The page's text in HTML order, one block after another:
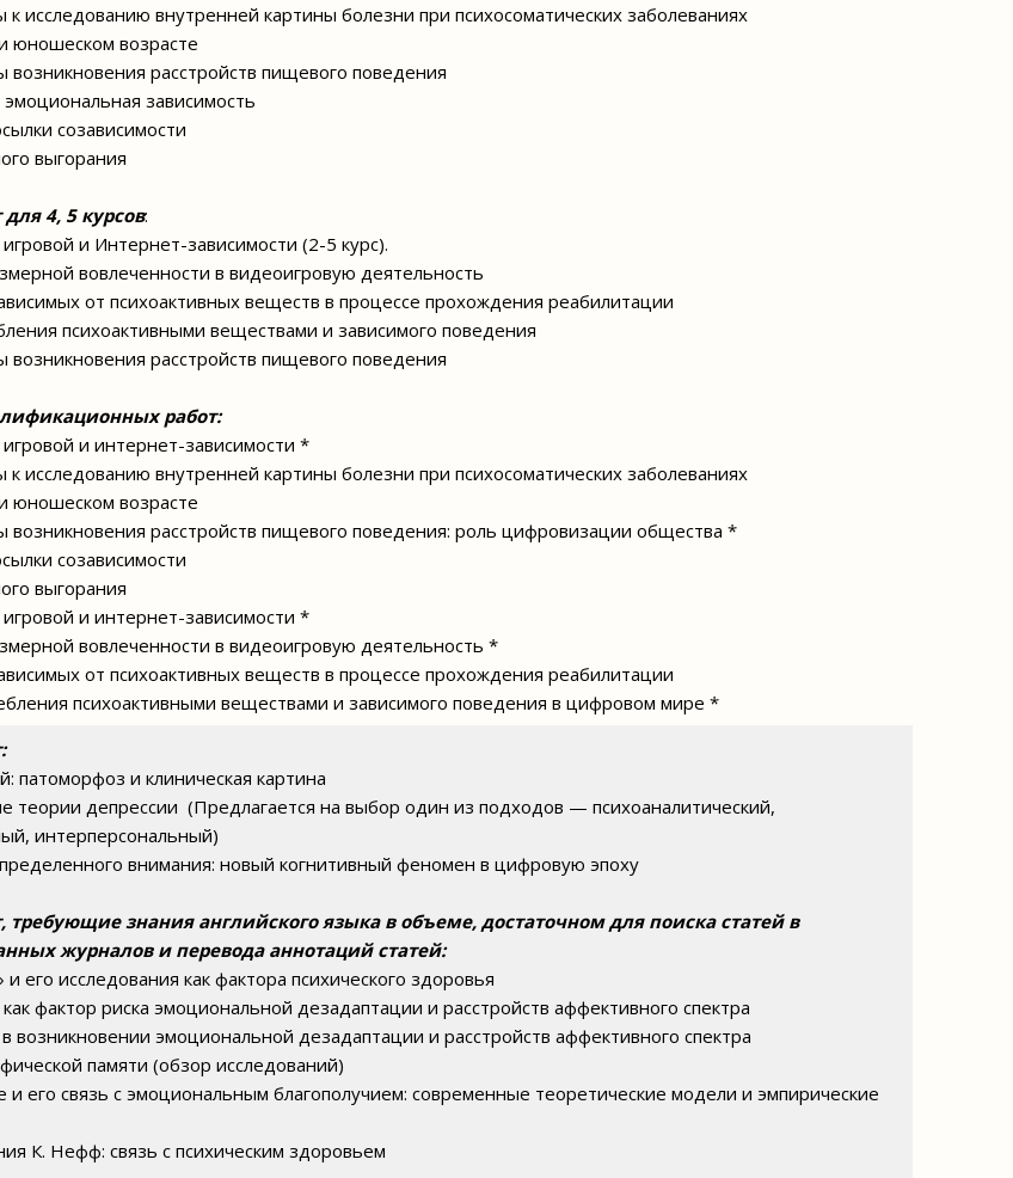
к исследованию внутренней картины болезни при психосоматических заболеваниях
юношеском возрасте
возникновения расстройств пищевого поведения
зависимость
созависимости
выгорания
4, 5 курсов:
и Интернет-зависимости (2-5 курс).
вовлеченности в видеоигровую деятельность
от психоактивных веществ в процессе прохождения реабилитации
психоактивными веществами и зависимого поведения
возникновения расстройств пищевого поведения
работ:
и интернет-зависимости *
к исследованию внутренней картины болезни при психосоматических заболеваниях
юношеском возрасте
возникновения расстройств пищевого поведения: роль цифровизации общества *
созависимости
выгорания
и интернет-зависимости *
вовлеченности в видеоигровую деятельность *
от психоактивных веществ в процессе прохождения реабилитации
психоактивными веществами и зависимого поведения в цифровом мире *
патоморфоз и клиническая картина
теории депрессии (Предлагается на выбор один из подходов — психоаналитический,
интерперсональный)
внимания: новый когнитивный феномен в цифровую эпоху
требующие знания английского языка в объеме, достаточном для поиска статей в
журналов и перевода аннотаций статей:
его исследования как фактора психического здоровья
фактор риска эмоциональной дезадаптации и расстройств аффективного спектра
возникновении эмоциональной дезадаптации и расстройств аффективного спектра
памяти (обзор исследований)
его связь с эмоциональным благополучием: современные теоретические модели и эмпирические
К. Нефф: связь с психическим здоровьем